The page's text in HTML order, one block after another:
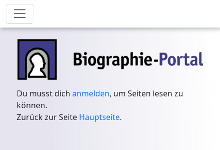
Du musst dichanmelden, um Seiten lesen zu
können.
Zurück zur Seite Hauptseite.